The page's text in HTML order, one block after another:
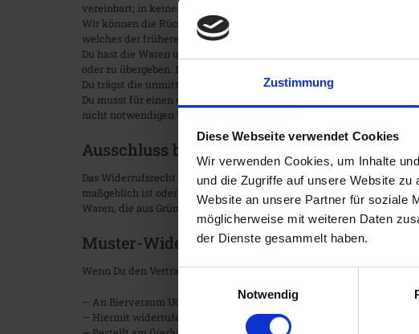
Zustimmung
Diese Webseite verwendet Cookies
Wir verwenden Cookies, um Inhalte
und die Zugriffe auf unsere Website
Website an unsere Partner für soziale
möglicherweise mit weiteren Daten
der Dienste gesammelt haben.
Einwilligungsauswahl
Notwendig
vereinbart; in keinem Fall werden Dir wegen dieser Rückzahlung
Wir können die Rückzahlung verweigern, bis wir die Waren wieder
welches der frühere Zeitpunkt ist.
Du hast die Waren unverzüglich und in jedem Fall spätestens
oder zu übergeben. Die Frist ist gewahrt, wenn Du die Waren vor
Du trägst die unmittelbaren Kosten der Rücksendung der Waren.
Du musst für einen etwaigen Wertverlust der Waren nur
nicht notwendigen Umgang mit ihnen zurückzuführen ist.
Ausschluss bzw. vorzeitiges Erlöschen des
Das Widerrufsrecht besteht nicht bei Verträgen zur Lieferung von
maßgeblich ist oder die eindeutig auf Deine persönlichen
Waren, die aus Gründen des Gesundheitsschutzes oder der
Muster-Widerrufsformular
Wenn Du den Vertrag widerrufen willst, dann fülle bitte dieses
— An Bierversum UG, Hasenkamp 10, 58739 Wickede, info@probier-
— Hiermit widerrufe(n) ich/wir () den von mir/uns () abgeschlossenen